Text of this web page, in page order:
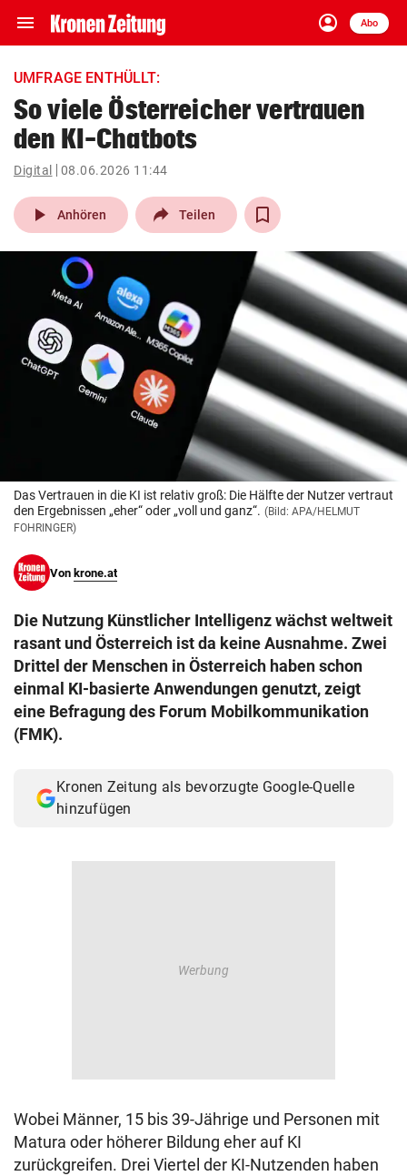
menu Navigation
ein-/ausklappen
account_circle
Anmelden
Abo
close Schließen
account_circle Anmelden
pin_drop
Wien arrow_right
bookmark
search
Suchbegriff
eingeben
© Krone Multimedia GmbH & Co KG 2026
UMFRAGE ENTHÜLLT:
So viele Österreicher vertrauen
den KI-Chatbots
Digital 08.06.2026 11:44
play_arrow Anhören Teilen
Das Vertrauen in die KI ist relativ groß: Die Hälfte der Nutzer vertraut
den Ergebnissen „eher“ oder „voll und ganz“. (Bild: APA/HELMUT
FOHRINGER)
Von krone.at
Die Nutzung Künstlicher Intelligenz wächst weltweit
rasant und Österreich ist da keine Ausnahme. Zwei
Drittel der Menschen in Österreich haben schon
einmal KI-basierte Anwendungen genutzt, zeigt
eine Befragung des Forum Mobilkommunikation
(FMK).
Kronen Zeitung als bevorzugte Google-Quelle
hinzufügen
Wobei Männer, 15 bis 39-Jährige und Personen mit
Matura oder höherer Bildung eher auf KI
zurückgreifen. Drei Viertel der KI-Nutzenden haben